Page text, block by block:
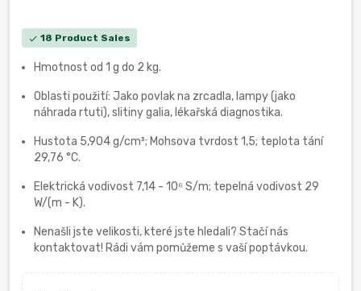
check 18 Product Sales
Hmotnost od 1 g do 2 kg.
Oblasti použití: Jako povlak na zrcadla, lampy (jako
náhrada rtuti), slitiny galia, lékařská diagnostika.
Hustota 5,904 g/cm³; Mohsova tvrdost 1,5; teplota tání
29,76 °C.
Elektrická vodivost 7,14 - 10⁶ S/m; tepelná vodivost 29
W/(m - K).
Nenašli jste velikosti, které jste hledali? Stačí nás
kontaktovat! Rádi vám pomůžeme s vaší poptávkou.